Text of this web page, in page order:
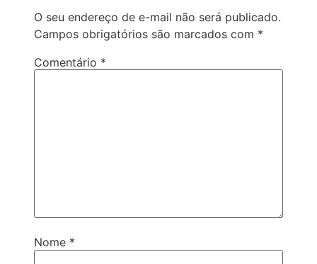
O seu endereço de e-mail não será publicado.
Campos obrigatórios são marcados com *
Comentário *
Nome *